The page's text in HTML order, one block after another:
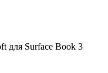
для Surface Book 3